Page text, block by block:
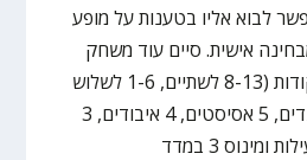
לבוא אליו בטענות על מופע
אישית. סיים עוד משחק
ענק בארנה עם 23 נקודות (8-13 לשתיים, 1-6 לשלוש
ו-4-5 מהקו), 3 ריבאונדים, 5 אסיסטים, 4 איבודים, 3
חטיפות, 19 במדד היעילות ומינוס 3 במדד